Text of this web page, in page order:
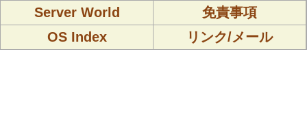
Server World
免責事項
OS Index
リンク/メール